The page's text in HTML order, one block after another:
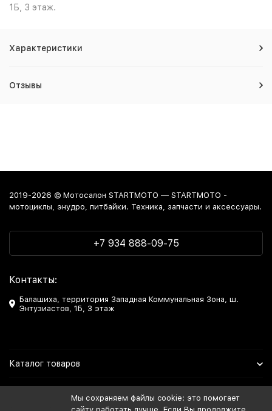
1Б, 3 этаж.
Характеристики
Отзывы
2019-2026 © Мотосалон STARTMOTO — STARTMOTO -
мотоциклы, энудро, питбайки. Техника, запчасти и аксессуары.
+7 934 888-09-75
Контакты:
Балашиха, территория Западная Коммунальная Зона, ш.
Энтузиастов, 1Б, 3 этаж
Каталог товаров
Мы сохраняем файлы cookie: это помогает